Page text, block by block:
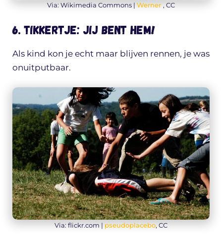
Via: Wikimedia Commons | Werner , CC
6. Tikkertje: jij bent hem!
Als kind kon je echt maar blijven rennen, je was
onuitputbaar.
Via: flickr.com | pseudoplacebo, CC